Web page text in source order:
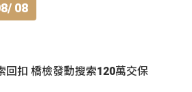
08
回扣 橋檢發動搜索120萬交保